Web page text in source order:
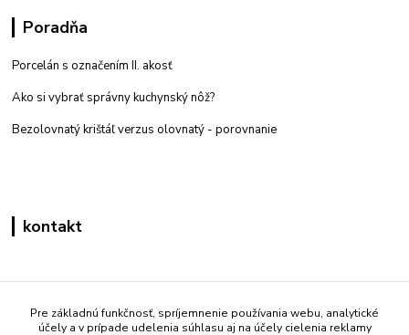
Poradňa
Porcelán s označením II. akosť
Ako si vybrať správny kuchynský nôž?
Bezolovnatý krištáľ verzus olovnatý - porovnanie
kontakt
+421 908 861 051
(Po - Pia 7:30-15:30)
Pre základnú funkčnosť, spríjemnenie používania webu, analytické
účely a v prípade udelenia súhlasu aj na účely cielenia reklamy